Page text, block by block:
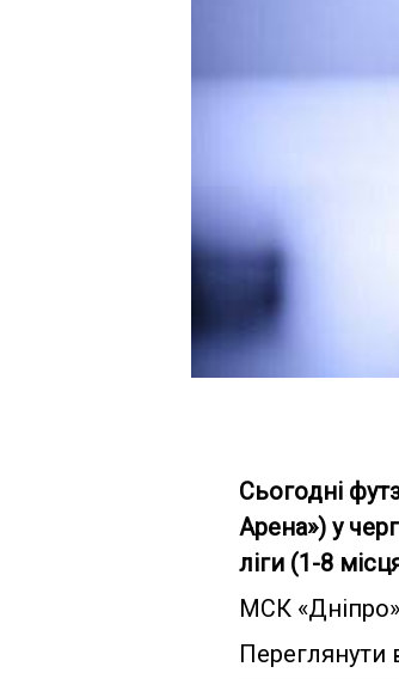
Сьогодні
Арена») у
ліги (1-8
МСК